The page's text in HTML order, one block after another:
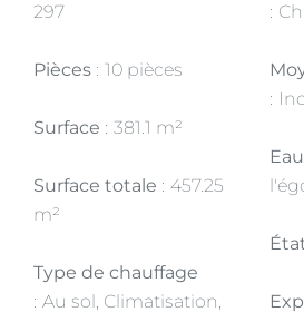
297
Pièces 10 pièces
Surface 381.1 m²
Surface totale
457.25
m²
Type de chauffage
Au sol, Climatisation,